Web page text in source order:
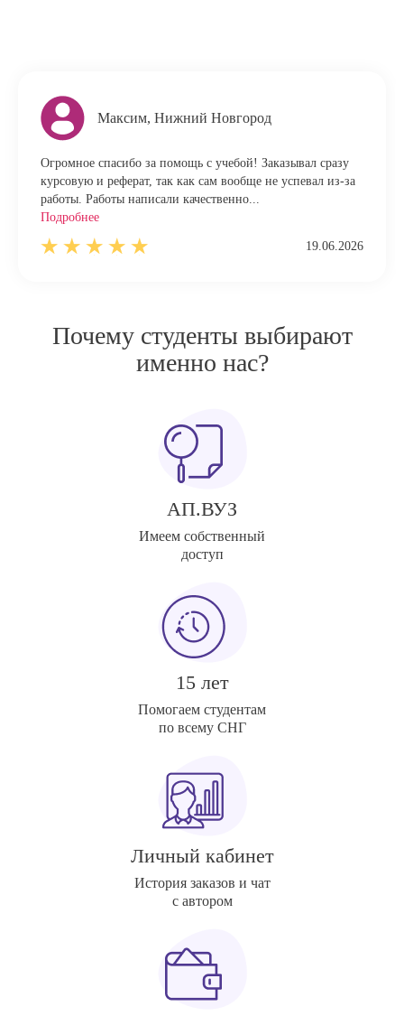
Максим, Нижний Новгород
Огромное спасибо за помощь с учебой! Заказывал сразу
курсовую и реферат, так как сам вообще не успевал из-за
работы. Работы написали качественно...
Подробнее
19.06.2026
Почему студенты выбирают
именно нас?
АП.ВУЗ
Имеем собственный
доступ
15 лет
Помогаем студентам
по всему СНГ
Личный кабинет
История заказов и чат
с автором